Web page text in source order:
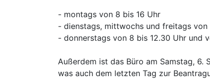
- montags von 8 bis 16 Uhr
- dienstags, mittwochs und freitags von
- donnerstags von 8 bis 12.30 Uhr und
Außerdem ist das Büro am Samstag, 6.
was auch dem letzten Tag zur